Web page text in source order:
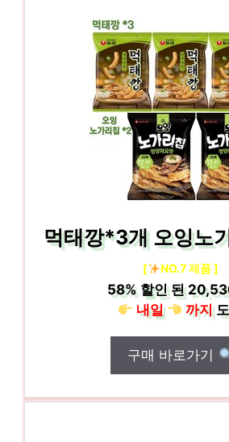
먹태깡*3개 오잉노
[ NO.7 제품 ]
58%할인 된
내일
까지
구매 바로가기